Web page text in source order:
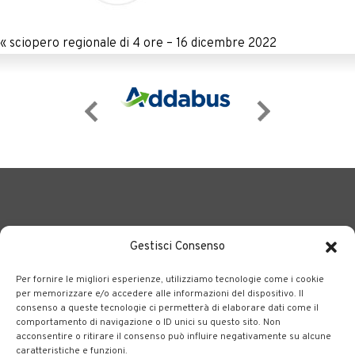
Gestisci Consenso
Per fornire le migliori esperienze, utilizziamo tecnologie come i cookie
per memorizzare e/o accedere alle informazioni del dispositivo. Il
consenso a queste tecnologie ci permetterà di elaborare dati come il
comportamento di navigazione o ID unici su questo sito. Non
acconsentire o ritirare il consenso può influire negativamente su alcune
caratteristiche e funzioni.
« sciopero regionale di 4 ore – 16 dicembre 2022
BERGAMO TRASPORTI portale delle tre società Consortili
dedite al trasporto pubblico locale su tutto il territorio
bergamasco.